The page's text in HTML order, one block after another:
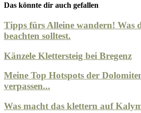
Das könnte dir auch gefallen
Tipps fürs Alleine wandern! Was
beachten solltest.
Känzele Klettersteig bei Bregenz
Meine Top Hotspots der
verpassen...
Was macht das klettern auf